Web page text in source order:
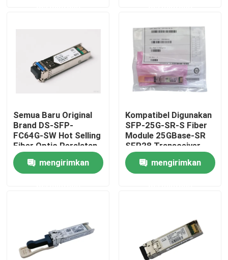
Kontrol kualitas
Berita
Produk Nvidia AI
Modul QSFP28 100G
Modul 25G SFP28
Semua Baru Original
Brand DS-SFP-
FC64G-SW Hot Selling
Fiber Optic Peralatan
untuk AI Data Center
mengirimkan
Kompatibel Digunakan
SFP-25G-SR-S Fiber
Module 25GBase-SR
SFP28 Transceiver
mengirimkan